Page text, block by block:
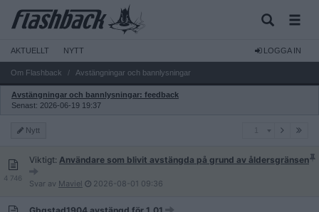
AKTUELLT NYTT LOGGA IN
Om Flashback Avstängningar och bannlysningar
Avstängningar och bannlysningar: feedback
Senast: 2026-06-19 19:37
Nytt
4 746
Viktigt: Användare som blivit avstängda på grund av åldersgränsen
Svar av Maviel 2026-08-01 09:36